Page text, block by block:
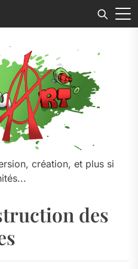
création, et plus si
des